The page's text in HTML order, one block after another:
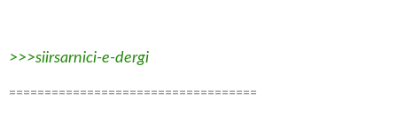
>>>siirsarnici-e-dergi
===================================